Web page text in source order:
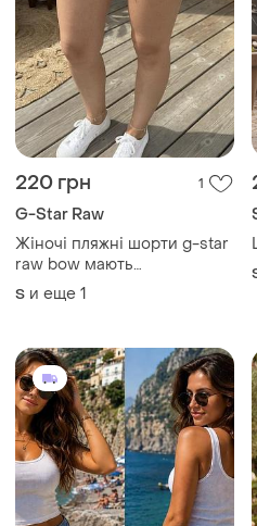
220 грн 1
G-Star Raw
Жіночі пляжні шорти g-star
raw bow мають
контрастний білий кант та
вишитий логотип.
S и еще 1